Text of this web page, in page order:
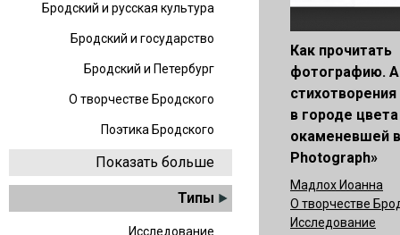
Бродский и русская культура
Бродский и государство
Бродский и Петербург
О творчестве Бродского
Поэтика Бродского
Показать больше
Типы
Исследование
Как прочитать
фотографию.
в городе цвета
окаменевшей
Photograph»
Мадлох Иоанна
О творчестве
Исследование